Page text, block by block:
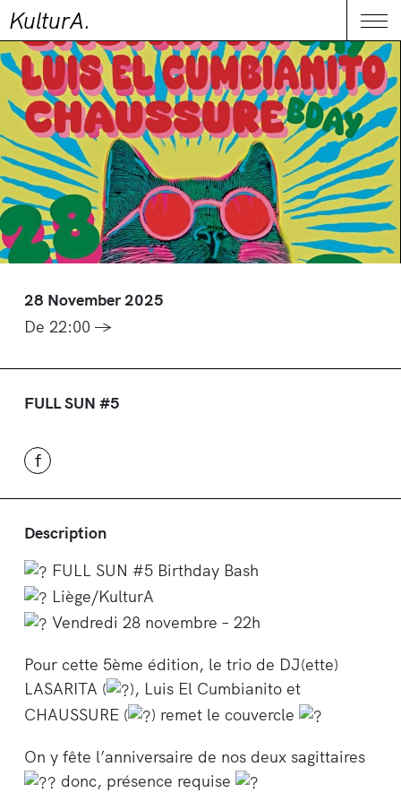
KulturA.
FULL SUN #5
f
28 November 2025
De 22:00 →
Description
FULL SUN #5 Birthday Bash
Liège/KulturA
Vendredi 28 novembre – 22h
Pour cette 5ème édition, le trio de DJ(ette)
LASARITA (
), Luis El Cumbianito et
CHAUSSURE (
) remet le couvercle
On y fête l’anniversaire de nos deux sagittaires
donc, présence requise